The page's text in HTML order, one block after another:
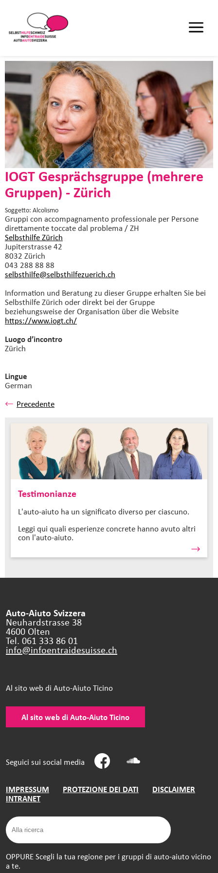
IOGT Gesprächsgruppe (mehrere
Gruppen) - Zürich
Soggetto: Alcolismo
Gruppi con accompagnamento professionale per Persone
direttamente toccate dal problema / ZH
Selbsthilfe Zürich
Jupiterstrasse 42
8032 Zürich
043 288 88 88
selbsthilfe@selbsthilfezuerich.ch
Information und Beratung zu dieser Gruppe erhalten Sie bei
Selbsthilfe Zürich oder direkt bei der Gruppe
beziehungsweise der Organisation über die Website
https://www.iogt.ch/
Luogo d’incontro
Zürich
Lingue
German
Precedente
Testimonianze
L'auto-aiuto ha un significato diverso per ciascuno.
Leggi qui quali esperienze concrete hanno avuto altri
con l'auto-aiuto.
Auto-Aiuto Svizzera
Neuhardstrasse 38
4600 Olten
Tel. 061 333 86 01
info@infoentraidesuisse.ch
Al sito web di Auto-Aiuto Ticino
Al sito web di Auto-Aiuto Ticino
Seguici sui social media
IMPRESSUM PROTEZIONE DEI DATI
DISCLAIMER
INTRANET
OPPURE Scegli la tua regione per i gruppi di auto-aiuto vicino
a te.